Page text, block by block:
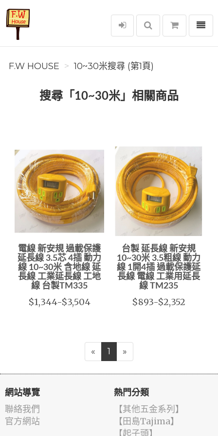
F.W House
選單
F.W HOUSE 10~30米搜尋 (第1頁)
搜尋「10~30米」相關商品
電線 新安規 過載保護
延長線 3.5芯 4插 動力
線 10~30米 含地線 延
長線 工業延長線 工地
線 台製TM335
$1,344-$3,504
台製 延長線 新安規
10~30米 3.5粗線 動力
線 1開4插 過載保護延
長線 電線 工業用延長
線 TM235
$893-$2,352
« 1 »
網站導覽
聯絡我們
官方網站
熱門分類
【其他五金系列】
【田島Tajima】
【起子頭】